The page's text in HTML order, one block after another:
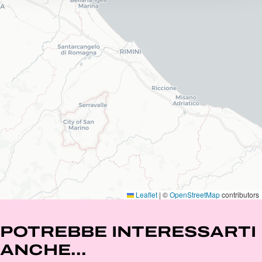
Leaflet | ©OpenStreetMapcontributors
POTREBBE INTERESSARTI
ANCHE...